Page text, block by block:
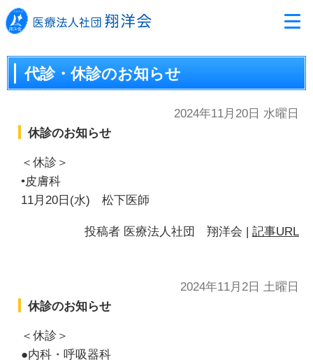
代診・休診のお知らせ
2024年11月20日 水曜日
休診のお知らせ
＜休診＞
•皮膚科
11月20日(水) 松下医師
投稿者 医療法人社団 翔洋会 | 記事URL
2024年11月2日 土曜日
休診のお知らせ
＜休診＞
●内科・呼吸器科